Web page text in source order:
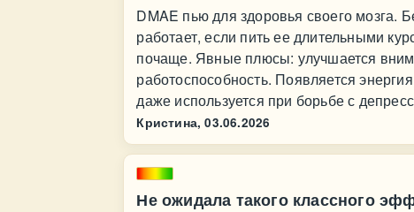
DMAE пью для здоровья своего мозга.
работает, если пить ее длительными
почаще. Явные плюсы: улучшается
работоспособность. Появляется
даже используется при борьбе с
Кристина, 03.06.2026
Не ожидала такого классного